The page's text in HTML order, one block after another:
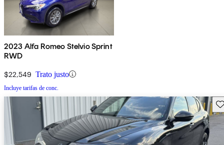
2023 Alfa Romeo Stelvio Sprint
RWD
$22,549 Trato justo
Incluye tarifas de conc.